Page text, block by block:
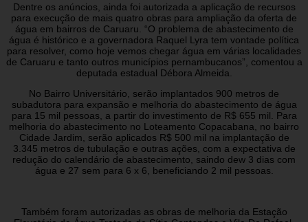
Dentre os anúncios, ainda foi autorizada a aplicação de recursos
para execução de mais quatro obras para ampliação da oferta de
água em bairros de Caruaru. “O problema de abastecimento de
água é histórico e a governadora Raquel Lyra tem vontade política
para resolver, como hoje vemos chegar água em várias localidades
de Caruaru e tanto outros municípios pernambucanos”, comentou a
deputada estadual Débora Almeida.
No Bairro Universitário, serão implantados 900 metros de
subadutora para expansão e melhoria do abastecimento de água
para 15 mil pessoas, a partir do investimento de R$ 655 mil. Para
melhoria do abastecimento no Loteamento Copacabana, no bairro
Cidade Jardim, serão aplicados R$ 500 mil na implantação de
3.345 metros de tubulação e outras ações, com a expectativa de
redução do calendário de abastecimento, saindo dew 3 dias com
água e 27 sem para 6 x 6, beneficiando 2 mil pessoas.
Também foram autorizadas as obras de melhoria da Estação